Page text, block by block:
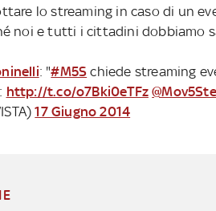
lo streaming in caso di un
noi e tutti i cittadini dobbiamo
: "#M5S chiede streaming
http://t.co/o7Bki0eTFz
17 Giugno 2014